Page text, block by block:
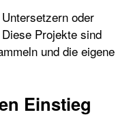
oder
Projekte sind
und die eigene
Einstieg